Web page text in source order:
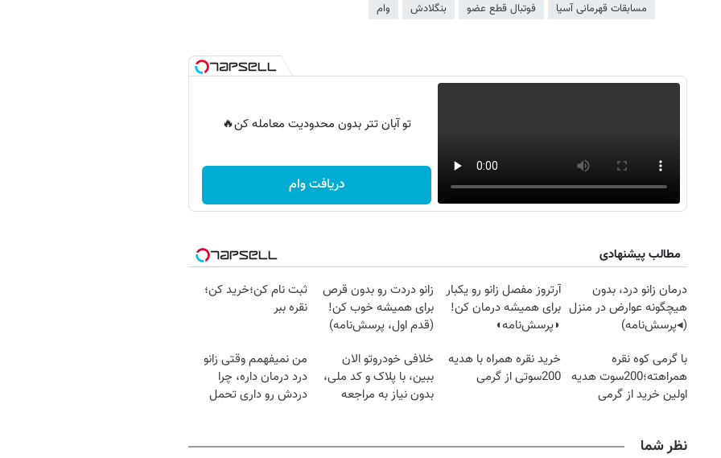
مسابقات قهرمانی آسیا فوتبال قطع عضو بنگلادش وام
تو آبان تتر بدون محدودیت معامله کن🔥
دریافت وام
مطالب پیشنهادی
درمان زانو درد، بدون
هیچگونه عوارض در منزل
(◂پرسش‌نامه)
آرتروز مفصل زانو رو یکبار
برای همیشه درمان کن!
◗پرسش‌نامه◖
زانو دردت رو بدون قرص
برای همیشه خوب کن!
(قدم اول، پرسش‌نامه)
ثبت نام کن؛خرید کن؛
نقره ببر
با گرمی کوه نقره
همراهته؛200سوت هدیه
اولین خرید از گرمی
خرید نقره همراه با هدیه
200سوتی از گرمی
خلافی خودروتو الان
ببین، با پلاک و کد ملی،
بدون نیاز به مراجعه
من نمیفهمم وقتی زانو
درد درمان داره، چرا
دردش رو داری تحمل
نظر شما